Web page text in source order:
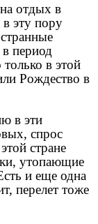
отдых в
эту пору
период
в этой
Рождество в
в эти
спрос
стране
утопающие
и еще одна
перелет тоже